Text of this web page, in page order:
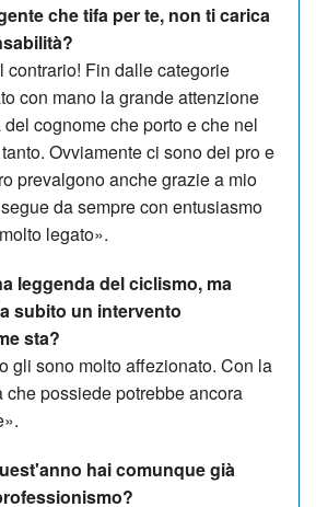
che tifa per te, non ti carica
contrario! Fin dalle categorie
con mano la grande attenzione
cognome che porto e che nel
Ovviamente ci sono dei pro e
prevalgono anche grazie a mio
da sempre con entusiasmo
legato».
leggenda del ciclismo, ma
subito un intervento
sta?
gli sono molto affezionato. Con la
che possiede potrebbe ancora
hai comunque già